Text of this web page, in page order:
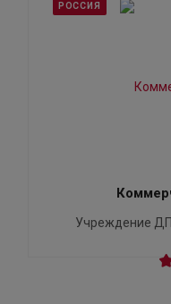
РОССИЯ
Учреждение